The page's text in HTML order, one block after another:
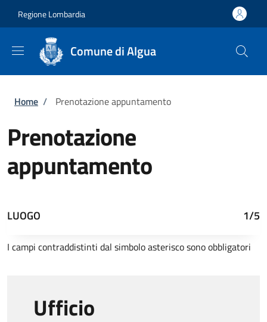
Regione Lombardia
Comune di Algua
Briciole di pane
Home / Prenotazione appuntamento
Prenotazione
appuntamento
LUOGO 1/5
I campi contraddistinti dal simbolo asterisco sono obbligatori
Ufficio